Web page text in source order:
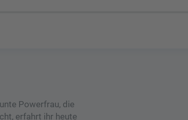
Powerfrau, die
erfahrt ihr heute